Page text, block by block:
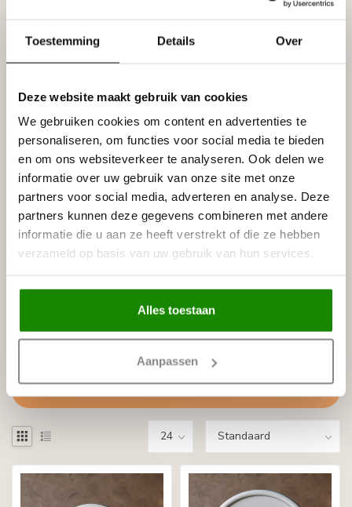
Toestemming Details Over
Deze website maakt gebruik van cookies
We gebruiken cookies om content en advertenties te
personaliseren, om functies voor social media te bieden
en om ons websiteverkeer te analyseren. Ook delen we
informatie over uw gebruik van onze site met onze
partners voor social media, adverteren en analyse. Deze
partners kunnen deze gegevens combineren met andere
informatie die u aan ze heeft verstrekt of die ze hebben
verzameld op basis van uw gebruik van hun services.
Alles toestaan
Aanpassen
plafond bevestigd.
Een blindplaat sluit een opening of centraaldoos af wanneer
het model kan een blindplaat rond, vierkant, glad of decoratief
zijn.
Kan ik een lamp aan de afdekplaat bevestigen?
De afdekplaat is bedoeld als decoratieve afwerking en niet als
dragende bevestiging. De lamp moet veilig aan de daarvoor
bestemde constructie of centraaldoos worden gemonteerd.
Meet de opening en kies een model dat deze rondom voldoende
overlapt. Controleer daarnaast of er voldoende ruimte is voor het